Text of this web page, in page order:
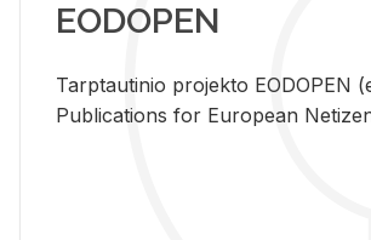
EODOPEN
Tarp­tau­ti­nio pro­jek­to EO­DO­PEN
Pub­li­ca­tions for Eu­ro­pe­an